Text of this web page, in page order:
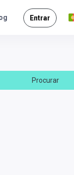
Entrar
Procurar